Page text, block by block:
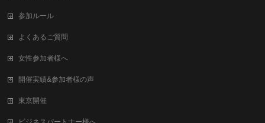
参加ルール
よくあるご質問
女性参加者様へ
開催実績&参加者様の声
東京開催